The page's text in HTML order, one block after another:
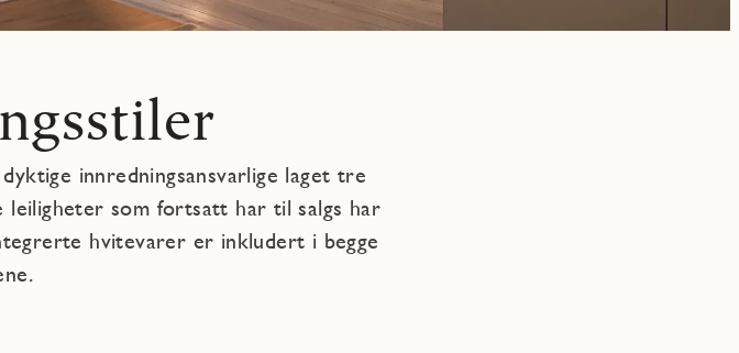
innredningsansvarlige laget tre
leiligheter som fortsatt har til salgs har
hvitevarer er inkludert i begge